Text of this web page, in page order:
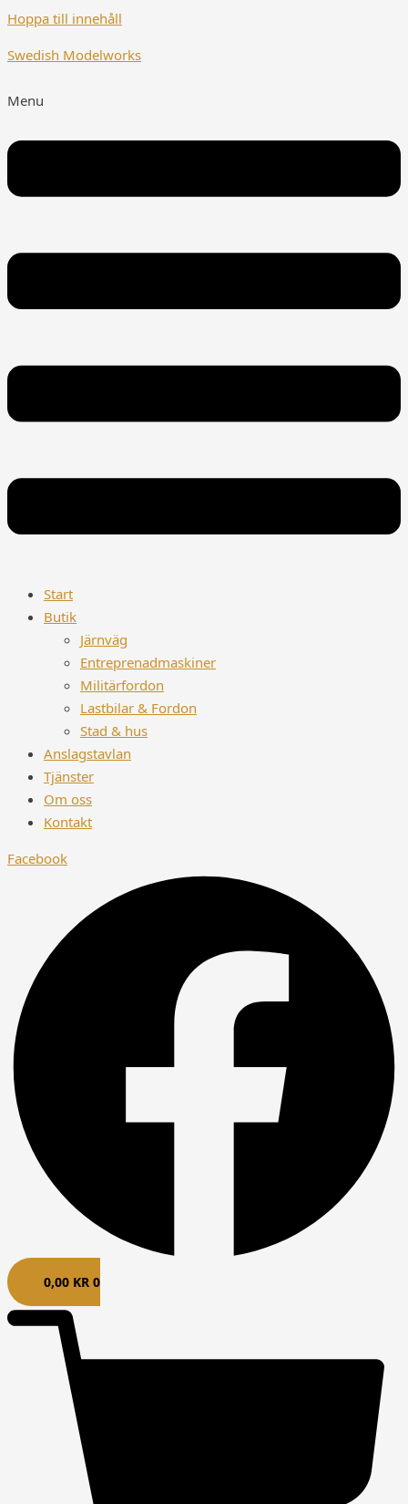
Hoppa till innehåll
Swedish Modelworks
Menu
Start
Butik
Järnväg
Entreprenadmaskiner
Militärfordon
Lastbilar & Fordon
Stad & hus
Anslagstavlan
Tjänster
Om oss
Kontakt
Facebook
0,00 KR 0